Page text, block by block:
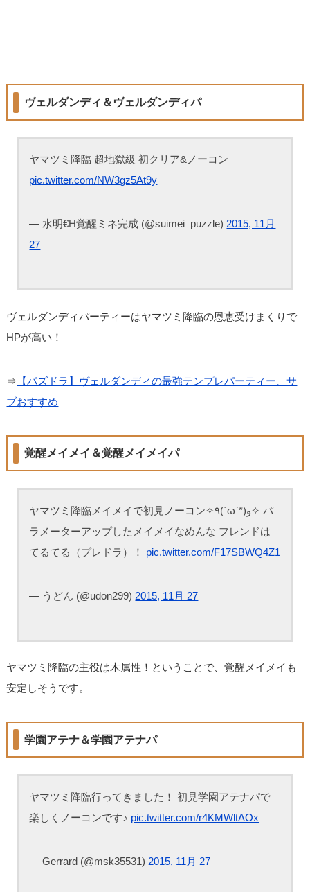
ヴェルダンディ＆ヴェルダンディパ
ヤマツミ降臨 超地獄級 初クリア&ノーコン
pic.twitter.com/NW3gz5At9y
— 水明€H覚醒ミネ完成 (@suimei_puzzle) 2015, 11月
27
ヴェルダンディパーティーはヤマツミ降臨の恩恵受けまくりで
HPが高い！
⇒ 【パズドラ】ヴェルダンディの最強テンプレパーティー、サ
ブおすすめ
覚醒メイメイ＆覚醒メイメイパ
ヤマツミ降臨メイメイで初見ノーコン✧٩(ˊωˋ*)و✧ パ
ラメーターアップしたメイメイなめんな フレンドは
てるてる（プレドラ）！ pic.twitter.com/F17SBWQ4Z1
— うどん (@udon299) 2015, 11月 27
ヤマツミ降臨の主役は木属性！ということで、覚醒メイメイも
安定しそうです。
学園アテナ＆学園アテナパ
ヤマツミ降臨行ってきました！ 初見学園アテナパで
楽しくノーコンです♪ pic.twitter.com/r4KMWltAOx
— Gerrard (@msk35531) 2015, 11月 27